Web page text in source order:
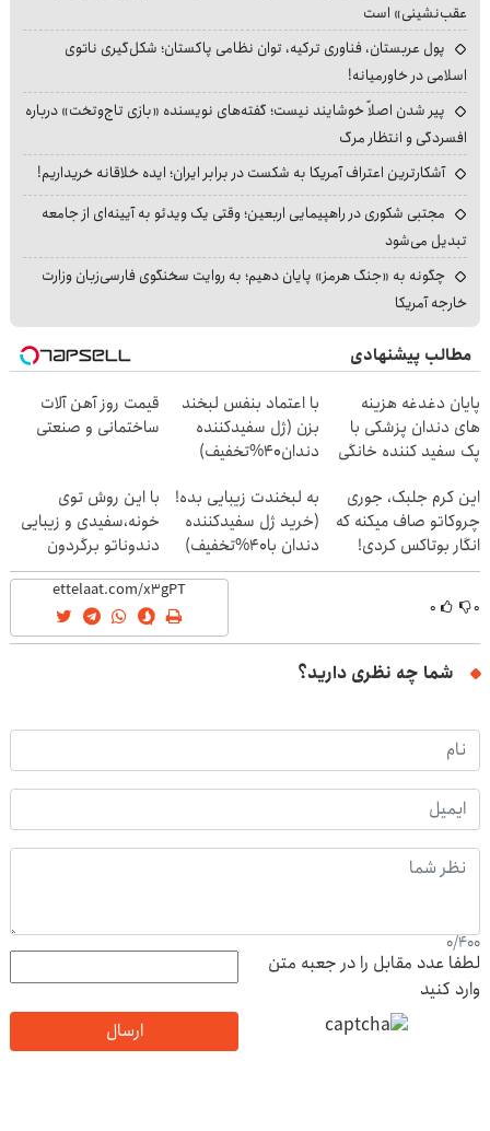
عقب‌نشینی» است
پول عربستان، فناوری ترکیه، توان نظامی پاکستان؛ شکل‌گیری ناتوی
اسلامی در خاورمیانه!
پیر شدن اصلاً خوشایند نیست؛ گفته‌های نویسنده «بازی تاج‌وتخت» درباره
افسردگی و انتظار مرگ
آشکارترین اعتراف آمریکا به شکست در برابر ایران؛ ایده خلاقانه خریداریم!
مجتبی شکوری در راهپیمایی اربعین؛ وقتی یک ویدئو به آیینه‌ای از جامعه
تبدیل می‌شود
چگونه به «جنگ هرمز» پایان دهیم؛ به روایت سخنگوی فارسی‌زبان وزارت
خارجه آمریکا
مطالب پیشنهادی
پایان دغدغه هزینه
های دندان پزشکی با
پک سفید کننده خانگی
با اعتماد بنفس لبخند
بزن (ژل سفیدکننده
دندان40%تخفیف)
قیمت روز آهن آلات
ساختمانی و صنعتی
این کرم جلبک، جوری
چروکاتو صاف میکنه که
انگار بوتاکس کردی!
(تخفیف ویژه)
به لبخندت زیبایی بده!
(خرید ژل سفیدکننده
دندان با40%تخفیف)
با این روش توی
خونه،سفیدی و زیبایی
دندوناتو برگردون
(40%off)
۰ ۰
شما چه نظری دارید؟
0/400
لطفا عدد مقابل را در جعبه متن
وارد کنید
ارسال